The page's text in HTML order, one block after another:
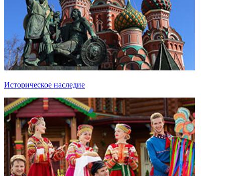
Историческое наследие